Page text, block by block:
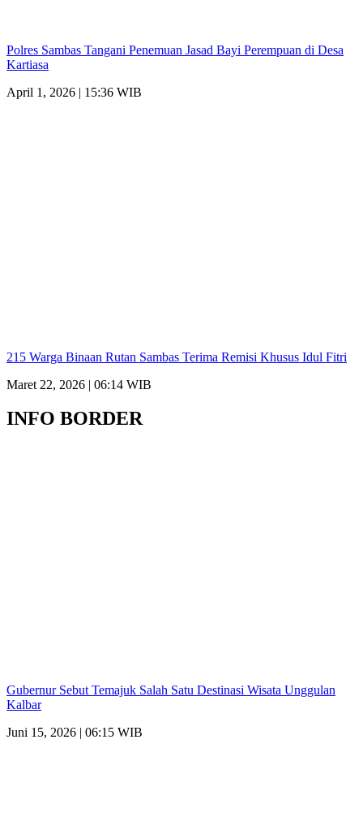
Polres Sambas Tangani Penemuan Jasad Bayi Perempuan di Desa
Kartiasa
April 1, 2026 | 15:36 WIB
215 Warga Binaan Rutan Sambas Terima Remisi Khusus Idul Fitri
Maret 22, 2026 | 06:14 WIB
INFO BORDER
Gubernur Sebut Temajuk Salah Satu Destinasi Wisata Unggulan
Kalbar
Juni 15, 2026 | 06:15 WIB